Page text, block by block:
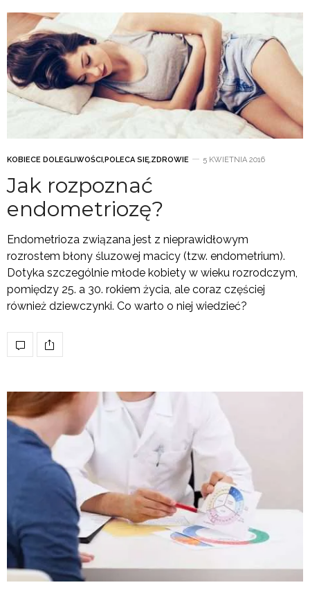
KOBIECE DOLEGLIWOŚCI ,POLECA SIĘ,ZDROWIE 5 KWIETNIA 2016
Jak rozpoznać
endometriozę?
Endometrioza związana jest z nieprawidłowym
rozrostem błony śluzowej macicy (tzw. endometrium).
Dotyka szczególnie młode kobiety w wieku rozrodczym,
pomiędzy 25. a 30. rokiem życia, ale coraz częściej
również dziewczynki. Co warto o niej wiedzieć?